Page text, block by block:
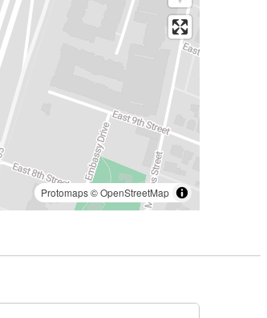
Protomaps©OpenStreetMap